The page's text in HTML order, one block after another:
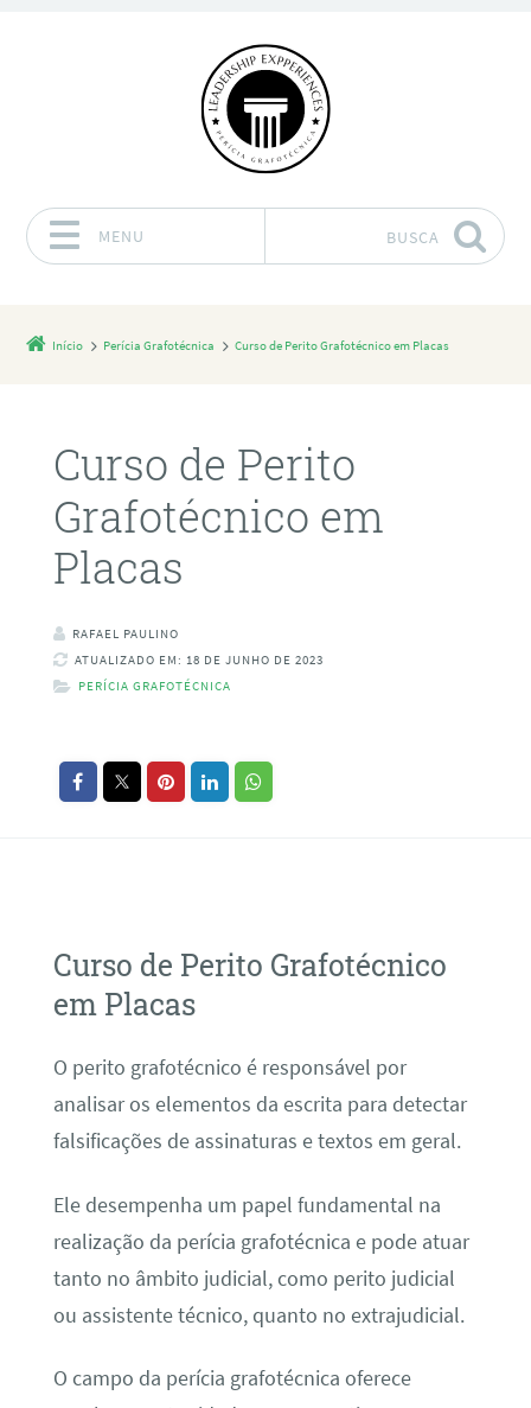
MENU BUSCA
Início Perícia Grafotécnica Curso de Perito Grafotécnico em Placas
Curso de Perito
Grafotécnico em
Placas
RAFAEL PAULINO
ATUALIZADO EM: 18 DE JUNHO DE 2023
PERÍCIA GRAFOTÉCNICA
Curso de Perito Grafotécnico
em Placas
O perito grafotécnico é responsável por
analisar os elementos da escrita para detectar
falsificações de assinaturas e textos em geral.
Ele desempenha um papel fundamental na
realização da perícia grafotécnica e pode atuar
tanto no âmbito judicial, como perito judicial
ou assistente técnico, quanto no extrajudicial.
O campo da perícia grafotécnica oferece